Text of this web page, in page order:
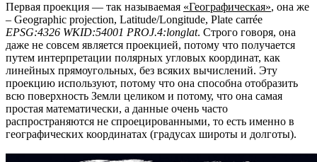
Первая проекция — так называемая «Географическая», она же
– Geographic projection, Latitude/Longitude, Plate carrée
EPSG:4326 WKID:54001 PROJ.4:longlat. Строго говоря, она
даже не совсем является проекцией, потому что получается
путем интерпретации полярных угловых координат, как
линейных прямоугольных, без всяких вычислений. Эту
проекцию используют, потому что она способна отобразить
всю поверхность Земли целиком и потому, что она самая
простая математически, а данные очень часто
распространяются не спроецированными, то есть именно в
географических координатах (градусах широты и долготы).